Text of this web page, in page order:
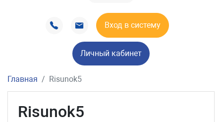
Вход в систему
Личный кабинет
Главная Risunok5
Risunok5